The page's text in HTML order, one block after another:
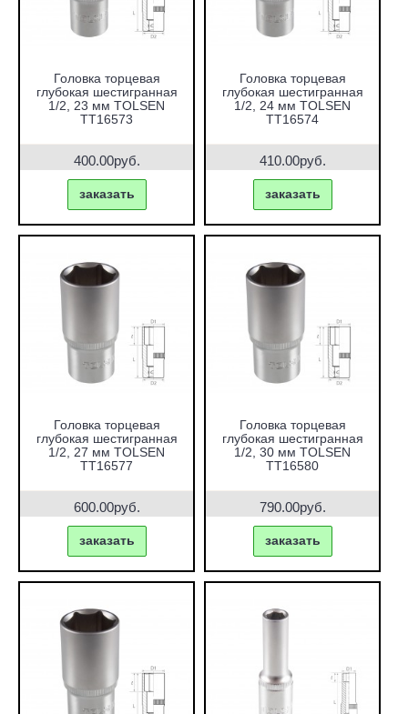
Головка торцевая
глубокая шестигранная
1/2, 23 мм TOLSEN
TT16573
400.00руб.
заказать
Головка торцевая
глубокая шестигранная
1/2, 24 мм TOLSEN
TT16574
410.00руб.
заказать
Головка торцевая
глубокая шестигранная
1/2, 27 мм TOLSEN
TT16577
600.00руб.
заказать
Головка торцевая
глубокая шестигранная
1/2, 30 мм TOLSEN
TT16580
790.00руб.
заказать